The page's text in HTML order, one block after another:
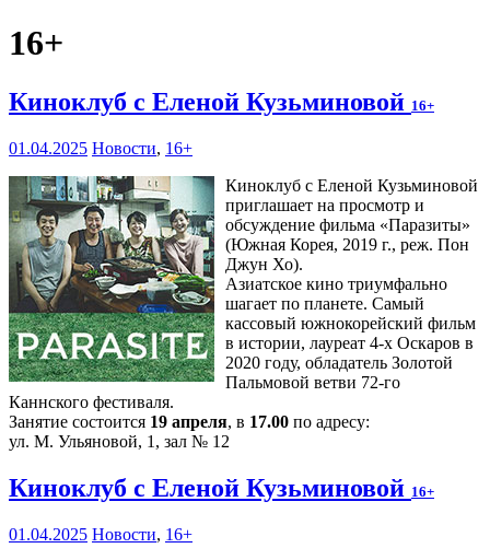
16+
Киноклуб с Еленой Кузьминовой 16+
01.04.2025 Новости, 16+
Киноклуб с Еленой Кузьминовой
приглашает на просмотр и
обсуждение фильма «Паразиты»
(Южная Корея, 2019 г., реж. Пон
Джун Хо).
Азиатское кино триумфально
шагает по планете. Самый
кассовый южнокорейский фильм
в истории, лауреат 4-х Оскаров в
2020 году, обладатель Золотой
Пальмовой ветви 72-го
Каннского фестиваля.
Занятие состоится 19 апреля, в 17.00 по адресу:
ул. М. Ульяновой, 1, зал № 12
Киноклуб с Еленой Кузьминовой 16+
01.04.2025 Новости, 16+